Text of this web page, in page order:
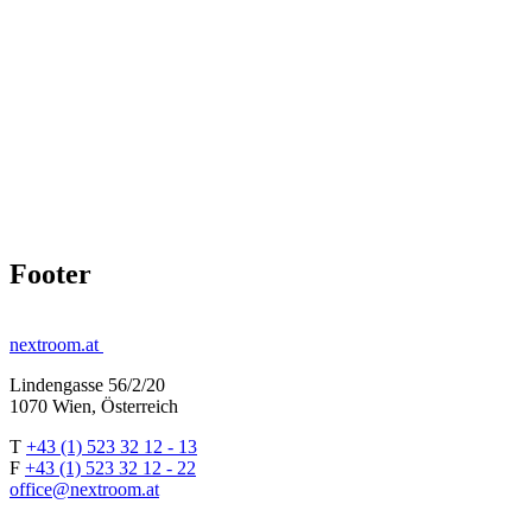
Footer
nextroom.at
Lindengasse 56/2/20
1070 Wien, Österreich
T +43 (1) 523 32 12 - 13
F +43 (1) 523 32 12 - 22
office@nextroom.at